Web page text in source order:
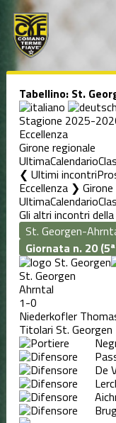
Tabellino: St.
Stagione 2025-
Eccellenza
Girone regionale
UltimaCalendario
❮ Ultimi incontri
Eccellenza ❯
UltimaCalendario
Gli altri incontri
Giornata n. 20
St. Georgen
Ahrntal
1-0
Niederkofler
Titolari St. Georgen
De